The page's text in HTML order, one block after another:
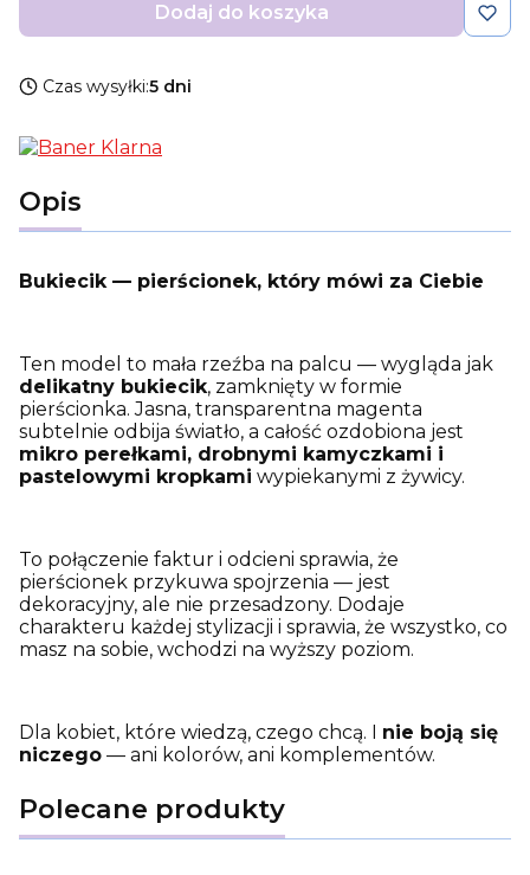
Dodaj do koszyka
Czas wysyłki:5 dni
Opis
Bukiecik — pierścionek, który mówi za Ciebie
Ten model to mała rzeźba na palcu — wygląda jak
delikatny bukiecik, zamknięty w formie
pierścionka. Jasna, transparentna magenta
subtelnie odbija światło, a całość ozdobiona jest
mikro perełkami, drobnymi kamyczkami i
pastelowymi kropkami wypiekanymi z żywicy.
To połączenie faktur i odcieni sprawia, że
pierścionek przykuwa spojrzenia — jest
dekoracyjny, ale nie przesadzony. Dodaje
charakteru każdej stylizacji i sprawia, że wszystko, co
masz na sobie, wchodzi na wyższy poziom.
Dla kobiet, które wiedzą, czego chcą. I nie boją się
niczego — ani kolorów, ani komplementów.
Polecane produkty